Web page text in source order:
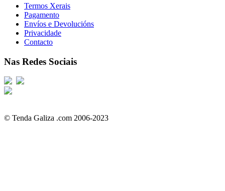
Termos Xerais
Pagamento
Envíos e Devolucións
Privacidade
Contacto
Nas Redes Sociais
© Tenda Galiza .com 2006-2023